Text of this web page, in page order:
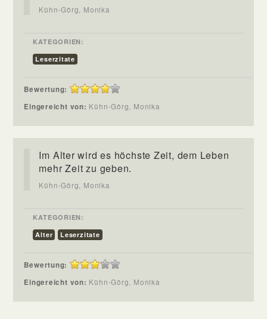
Kühn-Görg, Monika
KATEGORIEN:
Leserzitate
Bewertung:
Eingereicht von: Kühn-Görg, Monika
Im Alter wird es höchste Zeit, dem Leben
mehr Zeit zu geben.
Kühn-Görg, Monika
KATEGORIEN:
Alter
Leserzitate
Bewertung:
Eingereicht von: Kühn-Görg, Monika